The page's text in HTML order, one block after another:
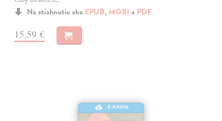
Na stiahnutie ako EPUB, MOBI a PDF
15,59 €
E-KNIHA